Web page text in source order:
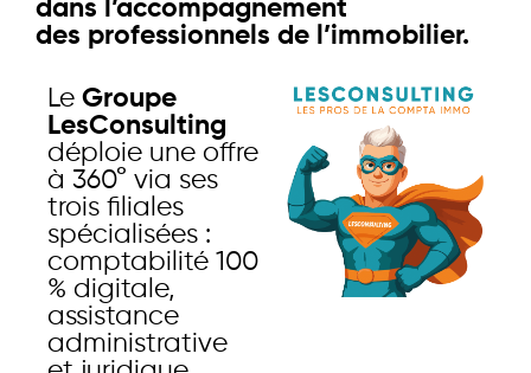
dans l’accompagnement
des professionnels de l’immobilier.
Le Groupe
LesConsulting
déploie une offre
à 360° via ses
trois filiales
spécialisées :
comptabilité 100
% digitale,
assistance
administrative